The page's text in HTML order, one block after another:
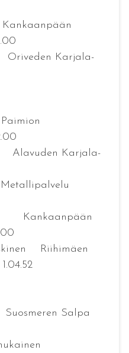
Karjala-
Karjala-
Kankaanpään
Riihimäen
Salpa